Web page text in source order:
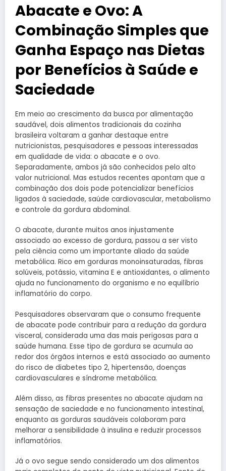
Abacate e Ovo: A
Combinação Simples que
Ganha Espaço nas Dietas
por Benefícios à Saúde e
Saciedade
Em meio ao crescimento da busca por alimentação
saudável, dois alimentos tradicionais da cozinha
brasileira voltaram a ganhar destaque entre
nutricionistas, pesquisadores e pessoas interessadas
em qualidade de vida: o abacate e o ovo.
Separadamente, ambos já são conhecidos pelo alto
valor nutricional. Mas estudos recentes apontam que a
combinação dos dois pode potencializar benefícios
ligados à saciedade, saúde cardiovascular, metabolismo
e controle da gordura abdominal.
O abacate, durante muitos anos injustamente
associado ao excesso de gordura, passou a ser visto
pela ciência como um importante aliado da saúde
metabólica. Rico em gorduras monoinsaturadas, fibras
solúveis, potássio, vitamina E e antioxidantes, o alimento
ajuda no funcionamento do organismo e no equilíbrio
inflamatório do corpo.
Pesquisadores observaram que o consumo frequente
de abacate pode contribuir para a redução da gordura
visceral, considerada uma das mais perigosas para a
saúde humana. Esse tipo de gordura se acumula ao
redor dos órgãos internos e está associado ao aumento
do risco de diabetes tipo 2, hipertensão, doenças
cardiovasculares e síndrome metabólica.
Além disso, as fibras presentes no abacate ajudam na
sensação de saciedade e no funcionamento intestinal,
enquanto as gorduras saudáveis colaboram para
melhorar a sensibilidade à insulina e reduzir processos
inflamatórios.
Já o ovo segue sendo considerado um dos alimentos